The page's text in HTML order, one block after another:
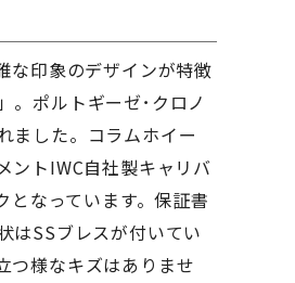
な印象のデザインが特徴
。ポルトギーゼ･​クロノ
ました。コラムホイー
ントIWC自社製キャリバ
なっています。保証書
はSSブレスが付いてい
つ様なキズはありませ